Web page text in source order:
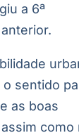
a 6ª
sentido
as boas
como